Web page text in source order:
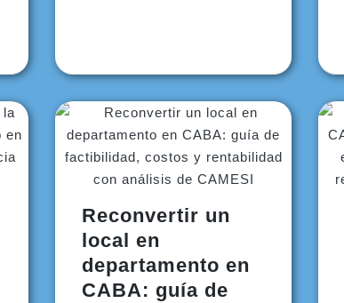
Reconvertir un
local en
departamento en
CABA: guía de